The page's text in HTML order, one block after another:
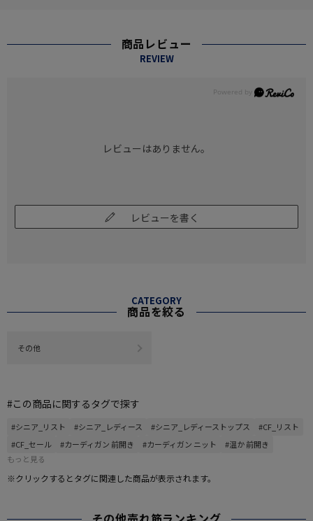
商品レビュー
REVIEW
レビューはありません。
レビューを書く
CATEGORY
商品を絞る
その他
#この商品に関するタグで探す
#シニア_リスト #シニア_レディース #シニア_レディーストップス
#CF_リスト
#CF_セール
#カーディガン 前開き #カーディガン ニット
#温か 前開き
もっと見る
※クリックするとタグに関連した商品が表示されます。